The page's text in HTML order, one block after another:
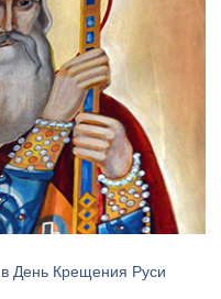
День Крещения Руси